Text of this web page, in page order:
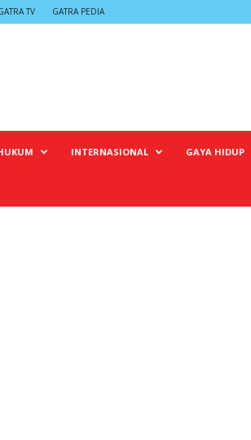
TV GATRA PEDIA
INTERNASIONAL GAYA HIDUP